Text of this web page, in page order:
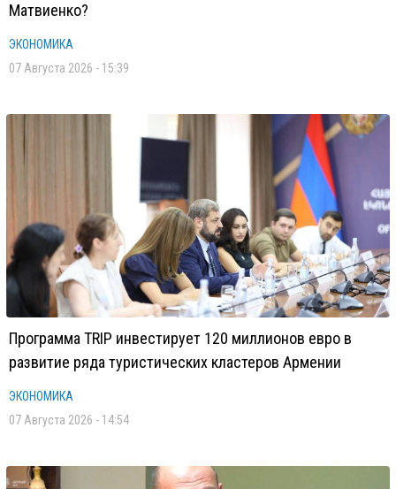
Матвиенко?
ЭКОНОМИКА
07 Августа 2026 - 15:39
Программа TRIP инвестирует 120 миллионов евро в
развитие ряда туристических кластеров Армении
ЭКОНОМИКА
07 Августа 2026 - 14:54